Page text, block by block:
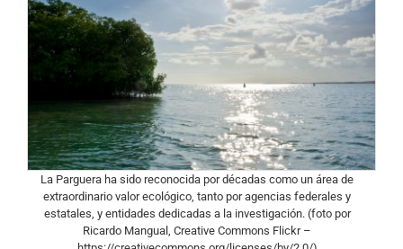
La Parguera ha sido reconocida por décadas como un área de
extraordinario valor ecológico, tanto por agencias federales y
estatales, y entidades dedicadas a la investigación. (foto por
Ricardo Mangual, Creative Commons Flickr –